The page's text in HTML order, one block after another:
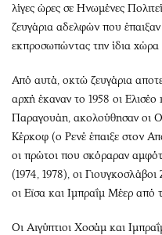
λίγες ώρες σε Ηνωμένες
ζευγάρια αδελφών που
εκπροσωπώντας την ίδια χώρα
Από αυτά, οκτώ ζευγάρια
αρχή έκαναν το 1958 οι Ελισέο
Παραγουάη, ακολούθησαν οι
Κέρκοφ (ο Ρενέ έπαιξε στον
οι πρώτοι που σκόραραν
(1974, 1978), οι
οι Εϊσα και Ιμπραΐμ Μέερ
Οι Αιγύπτιοι Χοσάμ και